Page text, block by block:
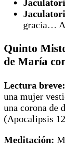
gracia…
Quinto
de María
Lectura breve:
una mujer
una corona de
(Apocalipsis
Meditación: